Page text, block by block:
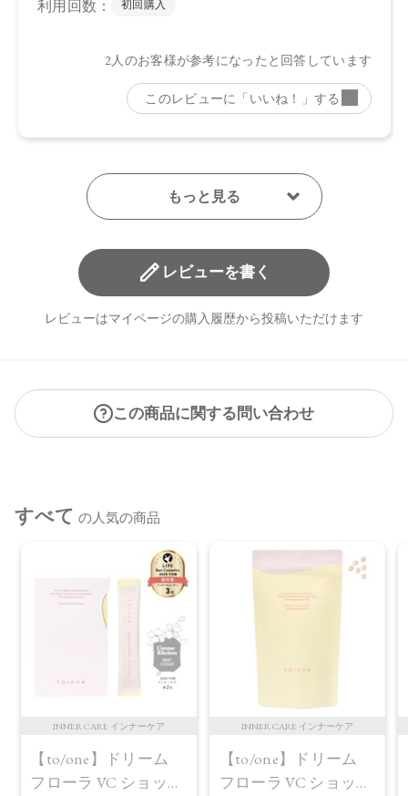
レビューを書く
レビューはマイページの購入履歴から投稿いただけます
この商品に関する問い合わせ
すべて の人気の商品
INNER CARE インナーケア
【to/one】ドリーム
フローラ VC ショット
INNER CARE インナーケア
【to/one】ドリーム
フローラ VC ショット